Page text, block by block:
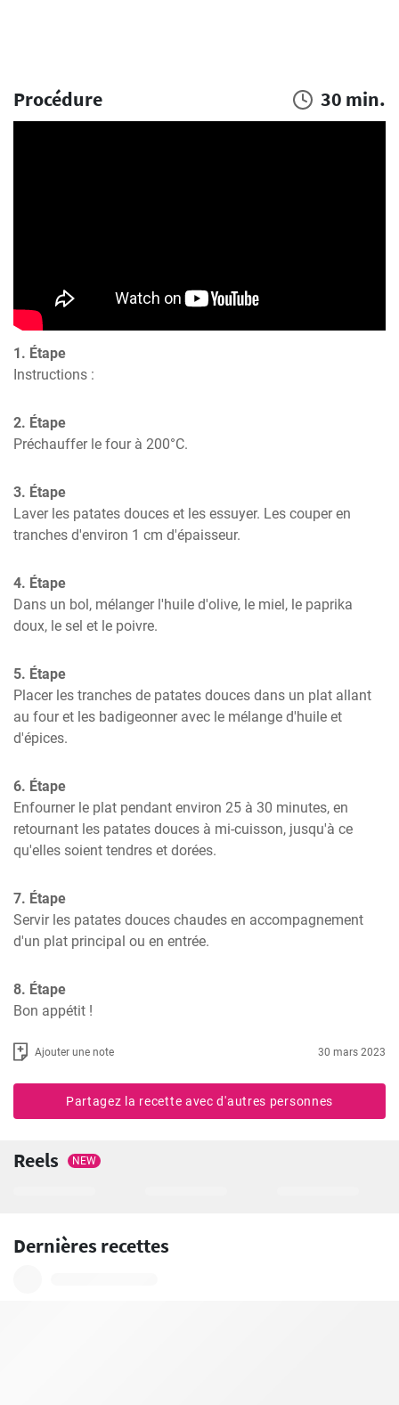
Procédure 30 min.
1. Étape
Instructions :
2. Étape
Préchauffer le four à 200°C.
3. Étape
Laver les patates douces et les essuyer. Les couper en
tranches d'environ 1 cm d'épaisseur.
4. Étape
Dans un bol, mélanger l'huile d'olive, le miel, le paprika
doux, le sel et le poivre.
5. Étape
Placer les tranches de patates douces dans un plat allant
au four et les badigeonner avec le mélange d'huile et
d'épices.
6. Étape
Enfourner le plat pendant environ 25 à 30 minutes, en
retournant les patates douces à mi-cuisson, jusqu'à ce
qu'elles soient tendres et dorées.
7. Étape
Servir les patates douces chaudes en accompagnement
d'un plat principal ou en entrée.
8. Étape
Bon appétit !
Ajouter une note 30 mars 2023
Partagez la recette avec d'autres personnes
Reels NEW
Dernières recettes